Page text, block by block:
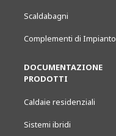
Scaldabagni
Complementi di Impianto
DOCUMENTAZIONE
PRODOTTI
Caldaie residenziali
Sistemi ibridi